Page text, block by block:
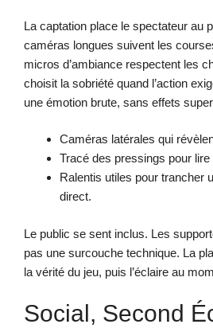
La captation place le spectateur au
caméras longues suivent les
micros d’ambiance respectent les
choisit la sobriété quand l’action
une émotion brute, sans effets
Caméras latérales qui
Tracé des pressings pour lire
Ralentis utiles pour trancher
direct.
Le public se sent inclus. Les
pas une surcouche technique. La
la vérité du jeu, puis l’éclaire au
Social, Second